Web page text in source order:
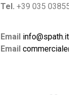
Tel. +39 035
Email info@spath.it
Email